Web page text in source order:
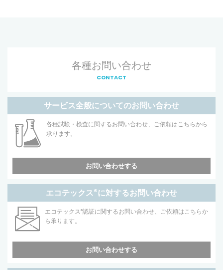
各種お問い合わせ
CONTACT
サービス全般についてのお問い合わせ
各種試験・検査に関するお問い合わせ、ご依頼はこちらから
承ります。
お問い合わせする
エコテックス®に対するお問い合わせ
エコテックス®認証に関するお問い合わせ、ご依頼はこちらか
ら承ります。
お問い合わせする